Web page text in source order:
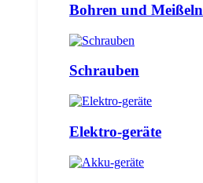
Bohren und Meißeln
Schrauben
Elektro-geräte